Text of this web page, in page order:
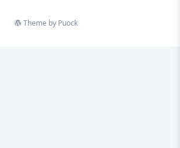
Theme by Puock